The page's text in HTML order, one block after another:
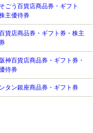
ごう百貨店商品券・ギフト
主優待券
貨店商品券・ギフト券・株主
神百貨店商品券・ギフト券・
待券
タン銀座商品券・ギフト券